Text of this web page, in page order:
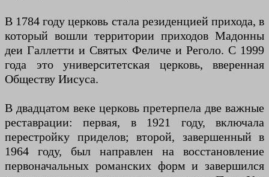
В 1784 году церковь стала резиденцией прихода, в
который вошли территории приходов Мадонны
деи Галлетти и Святых Феличе и Реголо. С 1999
года это университетская церковь, вверенная
Обществу Иисуса.
В двадцатом веке церковь претерпела две важные
реставрации: первая, в 1921 году, включала
перестройку приделов; второй, завершенный в
1964 году, был направлен на восстановление
первоначальных романских форм и завершился